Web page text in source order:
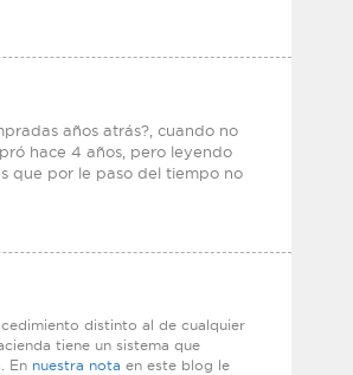
años atrás?, cuando no
hace 4 años, pero leyendo
que por le paso del tiempo no
distinto al de cualquier
tiene un sistema que
En nuestra nota en este blog le